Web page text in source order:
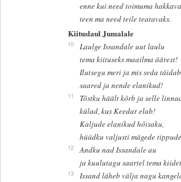
enne kui need toimuma
teen ma need teile teatavaks.
Kiituslaul Jumalale
10
Laulge Issandale uut laulu
tema kiituseks maailma äärest!
Ilutsegu meri ja mis seda
saared ja nende elanikud!
11
Tõstku häält kõrb ja selle
külad, kus Keedar elab!
Kaljude elanikud hõisaku,
hüüdku valjusti mägede
12
Andku nad Issandale au
ja kuulutagu saartel tema
13
Issand läheb välja nagu